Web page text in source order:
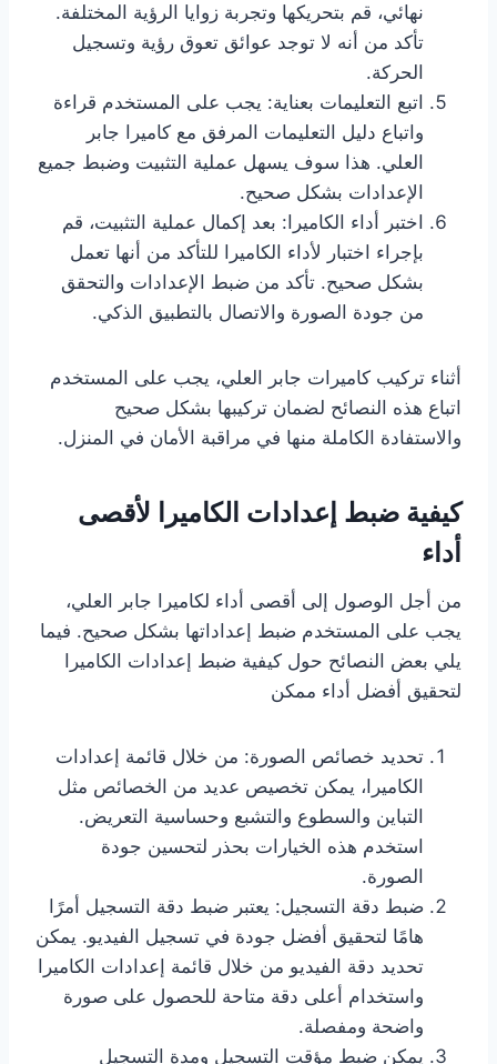
نهائي، قم بتحريكها وتجربة زوايا الرؤية المختلفة.
تأكد من أنه لا توجد عوائق تعوق رؤية وتسجيل
الحركة.
اتبع التعليمات بعناية: يجب على المستخدم قراءة
واتباع دليل التعليمات المرفق مع كاميرا جابر
العلي. هذا سوف يسهل عملية التثبيت وضبط جميع
الإعدادات بشكل صحيح.
اختبر أداء الكاميرا: بعد إكمال عملية التثبيت، قم
بإجراء اختبار لأداء الكاميرا للتأكد من أنها تعمل
بشكل صحيح. تأكد من ضبط الإعدادات والتحقق
من جودة الصورة والاتصال بالتطبيق الذكي.
أثناء تركيب كاميرات جابر العلي، يجب على المستخدم
اتباع هذه النصائح لضمان تركيبها بشكل صحيح
والاستفادة الكاملة منها في مراقبة الأمان في المنزل.
كيفية ضبط إعدادات الكاميرا لأقصى
أداء
من أجل الوصول إلى أقصى أداء لكاميرا جابر العلي،
يجب على المستخدم ضبط إعداداتها بشكل صحيح. فيما
يلي بعض النصائح حول كيفية ضبط إعدادات الكاميرا
لتحقيق أفضل أداء ممكن
تحديد خصائص الصورة: من خلال قائمة إعدادات
الكاميرا، يمكن تخصيص عديد من الخصائص مثل
التباين والسطوع والتشبع وحساسية التعريض.
استخدم هذه الخيارات بحذر لتحسين جودة
الصورة.
ضبط دقة التسجيل: يعتبر ضبط دقة التسجيل أمرًا
هامًا لتحقيق أفضل جودة في تسجيل الفيديو. يمكن
تحديد دقة الفيديو من خلال قائمة إعدادات الكاميرا
واستخدام أعلى دقة متاحة للحصول على صورة
واضحة ومفصلة.
يمكن ضبط مؤقت التسجيل ومدة التسجيل